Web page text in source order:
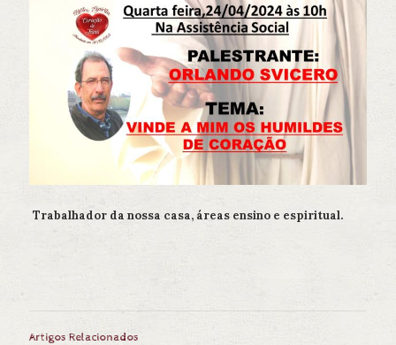
Trabalhador da nossa casa, áreas ensino e espiritual.
Artigos Relacionados